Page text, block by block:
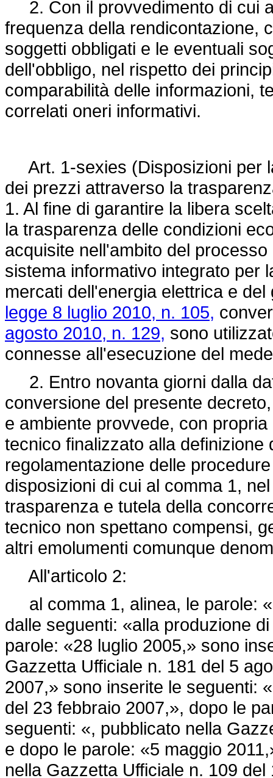
2. Con il provvedimento di cui
frequenza della rendicontazione,
soggetti obbligati e le eventuali
dell'obbligo, nel rispetto dei
comparabilità delle informazioni,
correlati oneri informativi.
Art. 1-sexies (Disposizioni per
dei prezzi attraverso la
1. Al fine di garantire la libera
la trasparenza delle condizioni
acquisite nell'ambito del
sistema informativo integrato per
mercati dell'energia elettrica e
legge 8 luglio 2010, n. 105,
agosto 2010, n. 129, sono
connesse all'esecuzione del
2. Entro novanta giorni dalla
conversione del presente
e ambiente provvede, con
tecnico finalizzato alla
regolamentazione delle
disposizioni di cui al comma 1,
trasparenza e tutela della
tecnico non spettano compensi,
altri emolumenti comunque
All'articolo 2:
al comma 1, alinea, le parole:
dalle seguenti: «alla produzione
parole: «28 luglio 2005,» sono
Gazzetta Ufficiale n. 181 del 5
2007,» sono inserite le seguenti:
del 23 febbraio 2007,», dopo le
seguenti: «, pubblicato nella
e dopo le parole: «5 maggio
nella Gazzetta Ufficiale n. 109 del